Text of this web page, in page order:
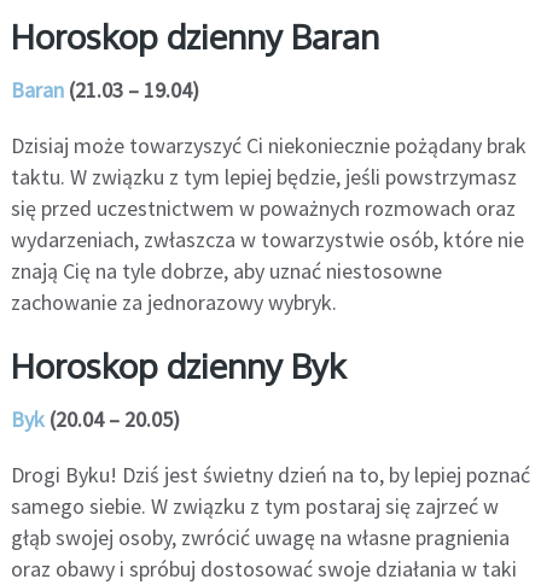
Horoskop dzienny Baran
Baran(21.03 – 19.04)
Dzisiaj może towarzyszyć Ci niekoniecznie pożądany brak
taktu. W związku z tym lepiej będzie, jeśli powstrzymasz
się przed uczestnictwem w poważnych rozmowach oraz
wydarzeniach, zwłaszcza w towarzystwie osób, które nie
znają Cię na tyle dobrze, aby uznać niestosowne
zachowanie za jednorazowy wybryk.
Horoskop dzienny Byk
Byk(20.04 – 20.05)
Drogi Byku! Dziś jest świetny dzień na to, by lepiej poznać
samego siebie. W związku z tym postaraj się zajrzeć w
głąb swojej osoby, zwrócić uwagę na własne pragnienia
oraz obawy i spróbuj dostosować swoje działania w taki